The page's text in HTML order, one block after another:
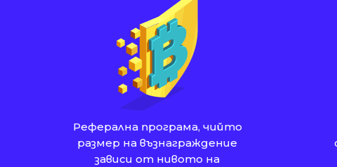
Реферална програма, чийто
размер на възнаграждение
зависи от нивото на